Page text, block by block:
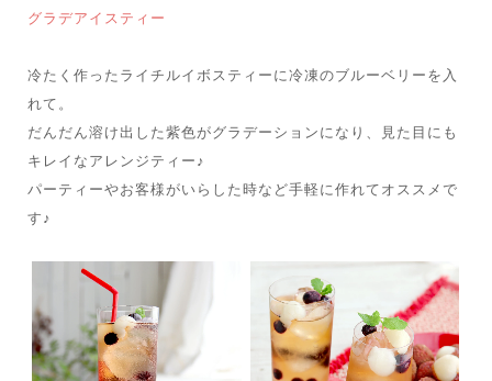
グラデアイスティー
冷たく作ったライチルイボスティーに冷凍のブルーベリーを入
れて。
だんだん溶け出した紫色がグラデーションになり、見た目にも
キレイなアレンジティー♪
パーティーやお客様がいらした時など手軽に作れてオススメで
す♪